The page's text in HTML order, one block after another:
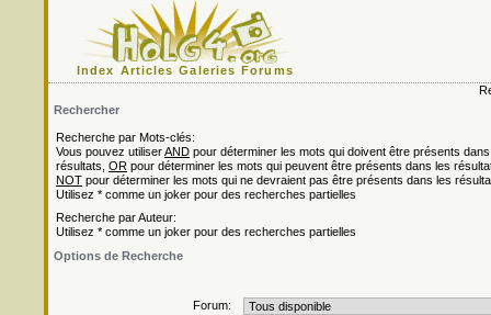
Index Articles Galeries Forums
Rechercher
Recherche par Mots-clés:
Vous pouvez utiliserAND pour déterminer les mots qui doivent être présents
résultats, OR pour déterminer les mots qui peuvent être présents dans les
NOT pour déterminer les mots qui ne devraient pas être présents dans les
Utilisez * comme un joker pour des recherches partielles
Recherche par Auteur:
Utilisez * comme un joker pour des recherches partielles
Options de Recherche
Forum: